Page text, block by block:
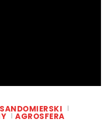
AGROSFERA